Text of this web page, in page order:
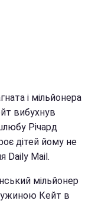
і мільйонера
вибухнув
Річард
дітей йому не
Daily Mail.
мільйонер
Кейт в